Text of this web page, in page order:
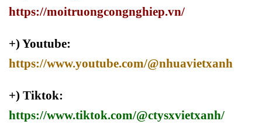
https://moitruongcongnghiep.vn/
+) Youtube:
https://www.youtube.com/@nhuavietxanh
+) Tiktok:
https://www.tiktok.com/@ctysxvietxanh/